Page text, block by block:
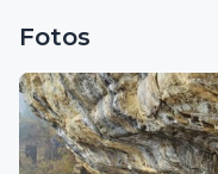
Fotos